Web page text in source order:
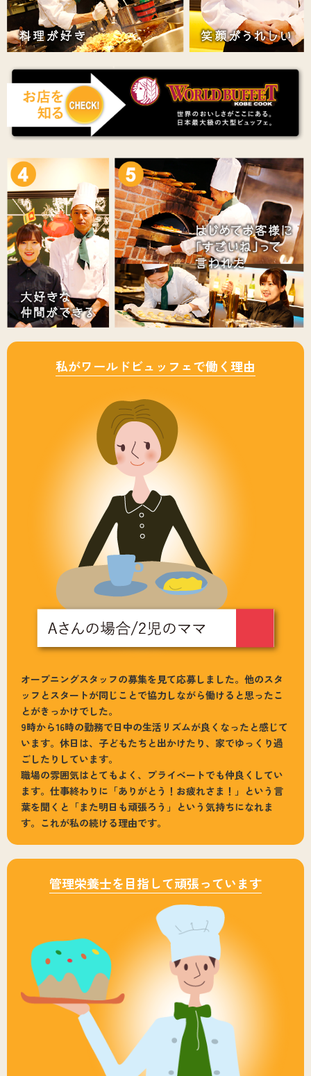
オープニングスタッフの募集を見て応募しました。他のスタ
ッフとスタートが同じことで協力しながら働けると思ったこ
とがきっかけでした。
9時から16時の勤務で日中の生活リズムが良くなったと感じて
います。休日は、子どもたちと出かけたり、家でゆっくり過
ごしたりしています。
職場の雰囲気はとてもよく、プライベートでも仲良くしてい
ます。仕事終わりに「ありがとう！お疲れさま！」という言
葉を聞くと「また明日も頑張ろう」という気持ちになれま
す。これが私の続ける理由です。
私がワールドビュッフェで働く理由
管理栄養士を目指して頑張っています